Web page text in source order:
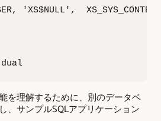
'XS$NULL',
を理解するために、別のデータベ
、サンプルSQLアプリケーション